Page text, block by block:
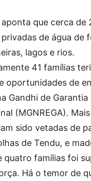
que cerca de
de água de
lagos e rios.
41 famílias
oportunidades de
Gandhi de Garantia
(MGNREGA).
sido vetadas de
de Tendu, e
quatro famílias foi
Há o temor de